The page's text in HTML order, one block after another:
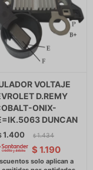
VOLTAJE
D.REMY
ONIX-
DUNCAN
1.400 $ 1.434
$ 1.190